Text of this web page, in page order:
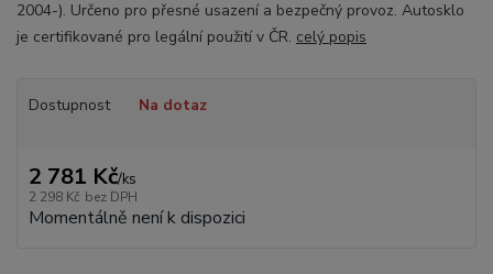
2004-). Určeno pro přesné usazení a bezpečný provoz. Autosklo
je certifikované pro legální použití v ČR. celý popis
Dostupnost Na dotaz
2 781 Kč/ks
2 298 Kč bez DPH
Momentálně není k dispozici